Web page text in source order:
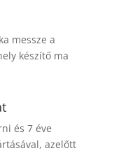
messze a
készítő ma
és 7 éve
azelőtt